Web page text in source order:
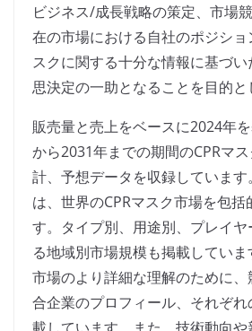
ビジネス/成長戦略の策定、市場
在の市場における自社のポジショ
スクに関する十分な情報に基づ
思決定の一助となることを目的と
販売量と売上をベースに2024年
から2031年までの期間のCPRマ
計、予想データを収録していま
は、世界のCPRマスク市場を包括
す。タイプ別、用途別、プレイ
る地域別市場規模も掲載していま
市場のより詳細な理解のために
合企業のプロフィール、それぞ